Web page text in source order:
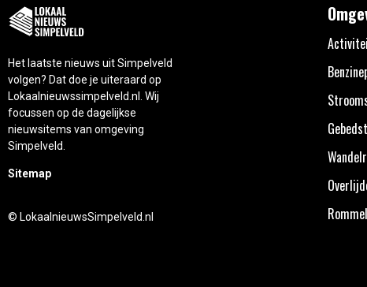
Het laatste nieuws uit Simpelveld
volgen? Dat doe je uiteraard op
Lokaalnieuwssimpelveld.nl. Wij
focussen op de dagelijkse
nieuwsitems van omgeving
Simpelveld.
Sitemap
© LokaalnieuwsSimpelveld.nl